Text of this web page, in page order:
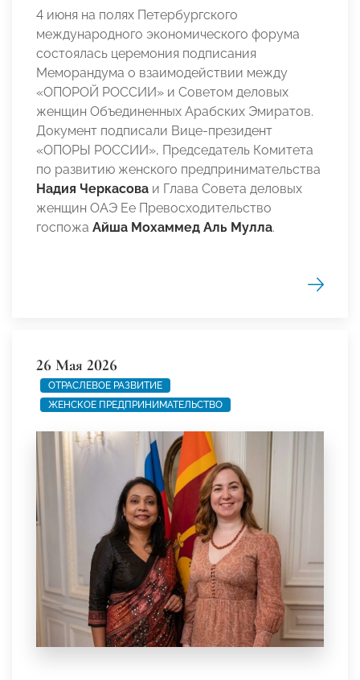
4 июня на полях Петербургского
международного экономического форума
состоялась церемония подписания
Меморандума о взаимодействии между
«ОПОРОЙ РОССИИ» и Советом деловых
женщин Объединенных Арабских Эмиратов.
Документ подписали Вице-президент
«ОПОРЫ РОССИИ», Председатель Комитета
по развитию женского предпринимательства
Надия Черкасова и Глава Совета деловых
женщин ОАЭ Ее Превосходительство
госпожа Айша Мохаммед Аль Мулла.
26 Мая 2026
ОТРАСЛЕВОЕ РАЗВИТИЕ
ЖЕНСКОЕ ПРЕДПРИНИМАТЕЛЬСТВО